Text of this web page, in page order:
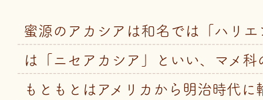
蜜源のアカシアは和名では「ハリエ
は「ニセアカシア」といい、マメ科
もともとはアメリカから明治時代に